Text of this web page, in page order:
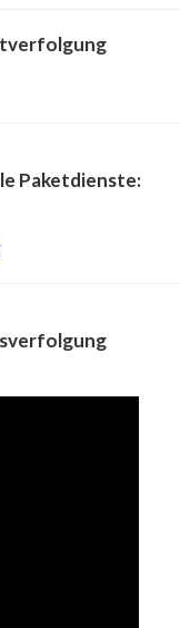
Paketdienste: